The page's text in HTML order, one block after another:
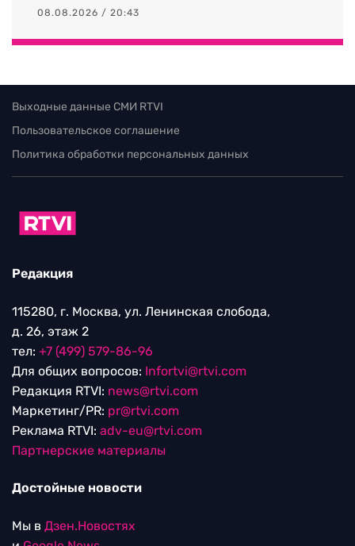
08.08.2026 / 20:43
Выходные данные СМИ RTVI
Пользовательское соглашение
Политика обработки персональных данных
Редакция
115280, г. Москва, ул. Ленинская слобода,
д. 26, этаж 2
тел: +7 (499) 579-86-96
Для общих вопросов: Infortvi@rtvi.com
Редакция RTVI: news@rtvi.com
Маркетинг/PR: pr@rtvi.com
Реклама RTVI: adv-eu@rtvi.com
Партнерские материалы
Достойные новости
Мы в Дзен.Новостях